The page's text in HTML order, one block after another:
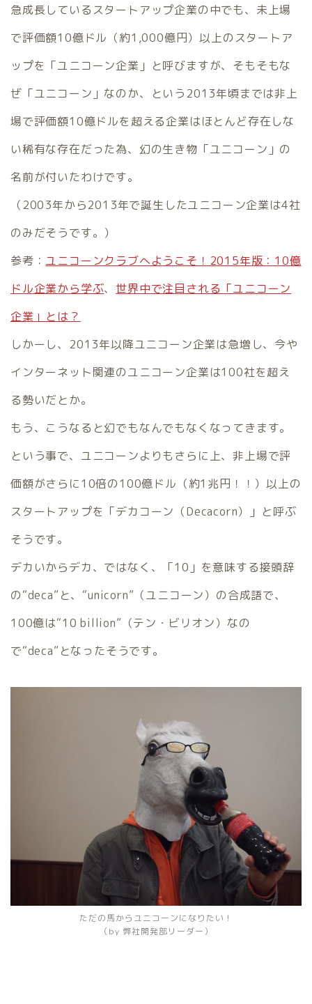
急成長しているスタートアップ企業の中でも、未上場
で評価額10億ドル（約1,000億円）以上のスタートア
ップを「ユニコーン企業」と呼びますが、そもそもな
ぜ「ユニコーン」なのか、という2013年頃までは非上
場で評価額10億ドルを超える企業はほとんど存在しな
い稀有な存在だった為、幻の生き物「ユニコーン」の
名前が付いたわけです。
（2003年から2013年で誕生したユニコーン企業は4社
のみだそうです。）
参考： ユニコーンクラブへようこそ！2015年版：10億
ドル企業から学ぶ、 世界中で注目される「ユニコーン
企業」とは？
しかーし、2013年以降ユニコーン企業は急増し、今や
インターネット関連のユニコーン企業は100社を超え
る勢いだとか。
もう、こうなると幻でもなんでもなくなってきます。
という事で、ユニコーンよりもさらに上、非上場で評
価額がさらに10倍の100億ドル（約1兆円！！）以上の
スタートアップを「デカコーン（Decacorn）」と呼ぶ
そうです。
デカいからデカ、ではなく、「10」を意味する接頭辞
の“deca”と、“unicorn”（ユニコーン）の合成語で、
100億は“10 billion”（テン・ビリオン）なの
で“deca”となったそうです。
ただの馬からユニコーンになりたい！
（by 弊社開発部リーダー）